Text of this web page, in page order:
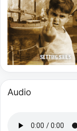
Audio